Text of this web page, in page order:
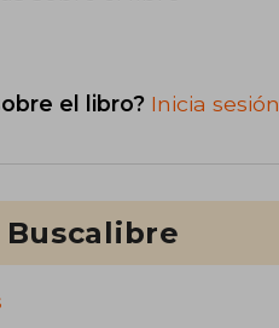
el libro? Inicia sesión